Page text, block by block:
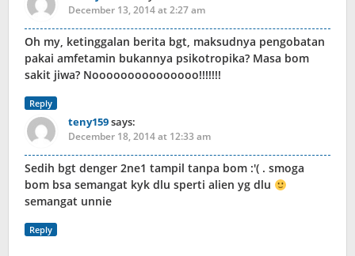
December 13, 2014 at 2:27 am
Oh my, ketinggalan berita bgt, maksudnya pengobatan
pakai amfetamin bukannya psikotropika? Masa bom
sakit jiwa? Nooooooooooooooo!!!!!!!
Reply
teny159says:
December 18, 2014 at 12:33 am
Sedih bgt denger 2ne1 tampil tanpa bom :'( . smoga
bom bsa semangat kyk dlu sperti alien yg dlu
semangat unnie
Reply